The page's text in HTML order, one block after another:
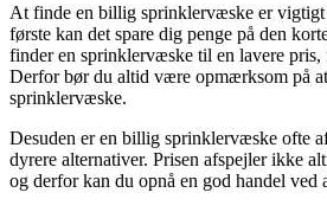
At finde en billig sprinklervæske er vigtigt
første kan det spare dig penge på den
finder en sprinklervæske til en lavere pris,
Derfor bør du altid være opmærksom på
sprinklervæske.
Desuden er en billig sprinklervæske ofte
dyrere alternativer. Prisen afspejler ikke
og derfor kan du opnå en god handel ved